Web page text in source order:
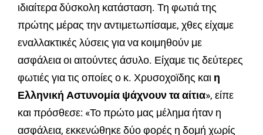
ιδιαίτερα δύσκολη κατάσταση. Τη φωτιά της
πρώτης μέρας την αντιμετωπίσαμε, χθες είχαμε
εναλλακτικές λύσεις για να κοιμηθούν με
ασφάλεια οι αιτούντες άσυλο. Είχαμε τις δεύτερες
φωτιές για τις οποίες ο κ. Χρυσοχοϊδης και η
Ελληνική Αστυνομία ψάχνουν τα αίτια», είπε
και πρόσθεσε: «Το πρώτο μας μέλημα ήταν η
ασφάλεια, εκκενώθηκε δύο φορές η δομή χωρίς